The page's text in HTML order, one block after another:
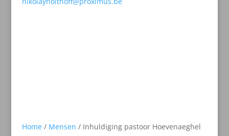
Home/ Mensen / Inhuldiging pastoor Hoevenaeghel